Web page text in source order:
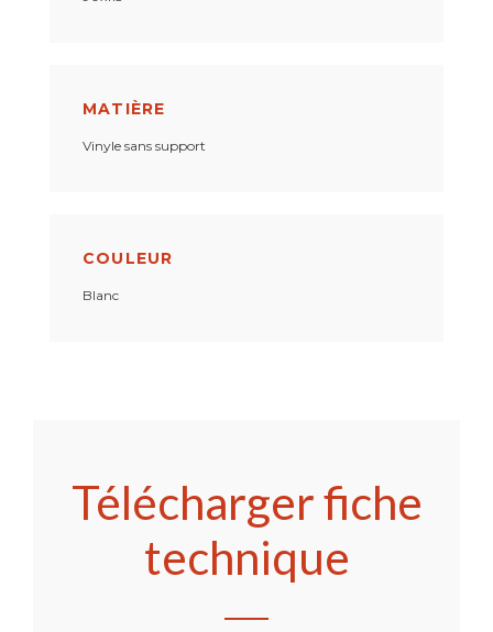
MATIÈRE
Vinyle sans support
COULEUR
Blanc
Télécharger fiche
technique